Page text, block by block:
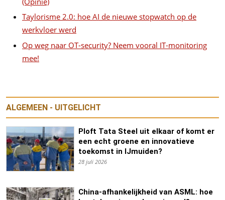
Taylorisme 2.0: hoe AI de nieuwe stopwatch op de
werkvloer werd
Op weg naar OT-security? Neem vooral IT-monitoring
mee!
ALGEMEEN - UITGELICHT
Ploft Tata Steel uit elkaar of komt er
een echt groene en innovatieve
toekomst in IJmuiden?
28 juli 2026
China-afhankelijkheid van ASML: hoe